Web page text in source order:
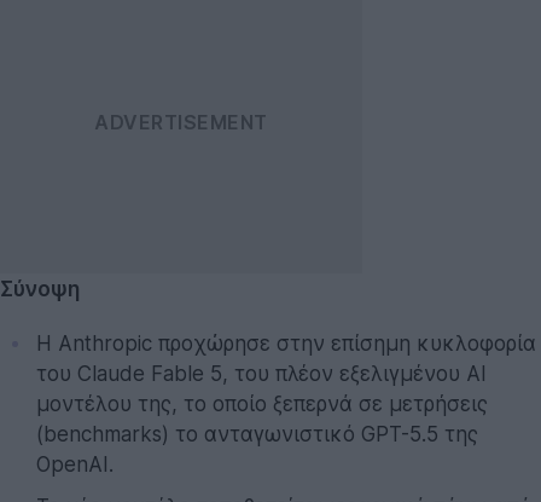
Σύνοψη
Η Anthropic προχώρησε στην επίσημη κυκλοφορία
του Claude Fable 5, του πλέον εξελιγμένου AI
μοντέλου της, το οποίο ξεπερνά σε μετρήσεις
(benchmarks) το ανταγωνιστικό GPT-5.5 της
OpenAI.